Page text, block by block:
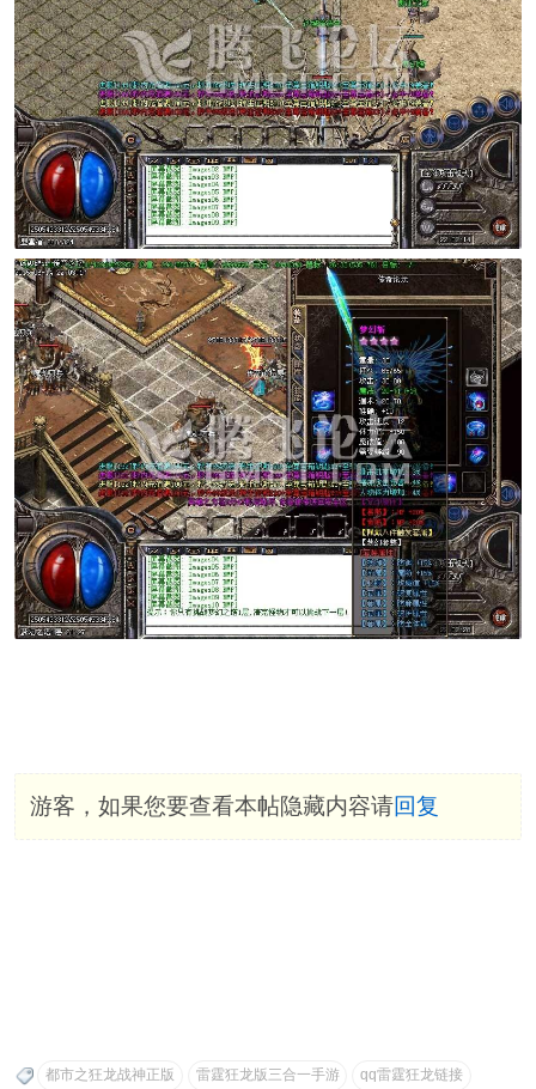
游客，如果您要查看本帖隐藏内容请回复
都市之狂龙战神正版 雷霆狂龙版三合一手游 qq雷霆狂龙链接